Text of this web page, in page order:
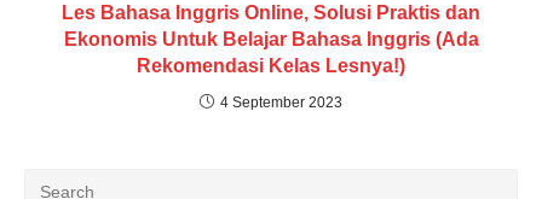
Les Bahasa Inggris Online, Solusi Praktis dan
Ekonomis Untuk Belajar Bahasa Inggris (Ada
Rekomendasi Kelas Lesnya!)
4 September 2023